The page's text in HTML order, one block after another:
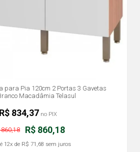
para Pia 120cm 2 Portas 3 Gavetas
Macadâmia Telasul
R$ 860,18
12x de R$ 71,68 sem juros
R$ 834,37 no PIX